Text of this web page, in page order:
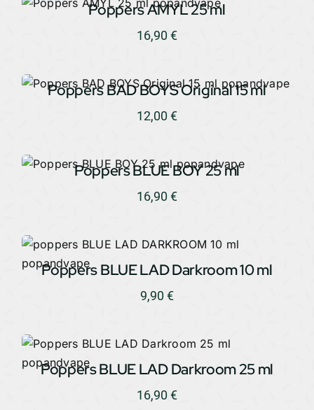
Poppers AMYL 25 ml
16,90 €
Poppers BAD BOYS Original 15 ml
12,00 €
Poppers BLUE BOY 25 ml
16,90 €
Poppers BLUE LAD Darkroom 10 ml
9,90 €
Poppers BLUE LAD Darkroom 25 ml
16,90€